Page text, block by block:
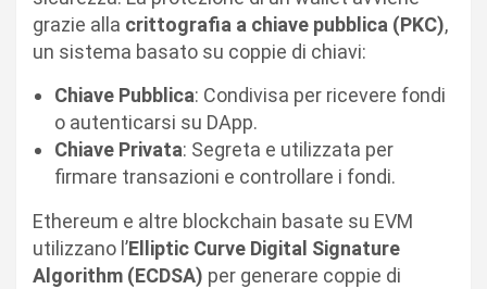
grazie alla crittografia a chiave pubblica (PKC),
un sistema basato su coppie di chiavi:
Chiave Pubblica: Condivisa per ricevere fondi
o autenticarsi su DApp.
Chiave Privata: Segreta e utilizzata per
firmare transazioni e controllare i fondi.
Ethereum e altre blockchain basate su EVM
utilizzano l’Elliptic Curve Digital Signature
Algorithm (ECDSA) per generare coppie di